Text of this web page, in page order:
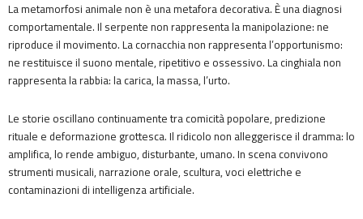
La metamorfosi animale non è una metafora decorativa. È una diagnosi
comportamentale. Il serpente non rappresenta la manipolazione: ne
riproduce il movimento. La cornacchia non rappresenta l’opportunismo:
ne restituisce il suono mentale, ripetitivo e ossessivo. La cinghiala non
rappresenta la rabbia: la carica, la massa, l’urto.
Le storie oscillano continuamente tra comicità popolare, predizione
rituale e deformazione grottesca. Il ridicolo non alleggerisce il dramma: lo
amplifica, lo rende ambiguo, disturbante, umano. In scena convivono
strumenti musicali, narrazione orale, scultura, voci elettriche e
contaminazioni di intelligenza artificiale.